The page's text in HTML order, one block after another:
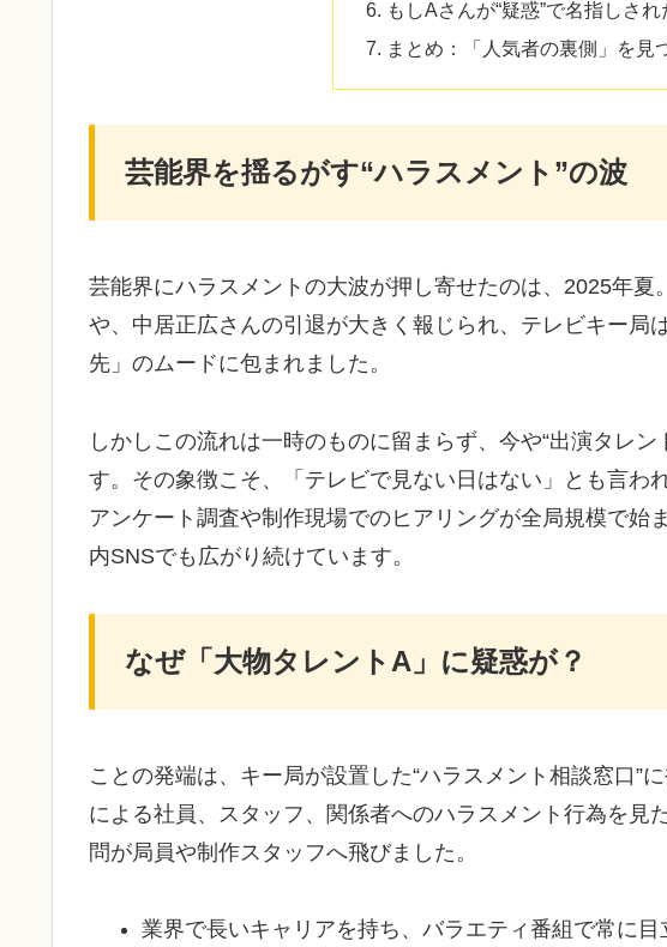
もしAさんが“疑惑”で名指しされ
まとめ：「人気者の裏側」を見
芸能界を揺るがす“ハラスメント”の波
芸能界にハラスメントの大波が押し寄せたのは、2025年
や、中居正広さんの引退が大きく報じられ、テレビキー局
先」のムードに包まれました。
しかしこの流れは一時のものに留まらず、今や“出演タレ
す。その象徴こそ、「テレビで見ない日はない」とも言わ
アンケート調査や制作現場でのヒアリングが全局規模で始
内SNSでも広がり続けています。
なぜ「大物タレントA」に疑惑が？
ことの発端は、キー局が設置した“ハラスメント相談窓口”
による社員、スタッフ、関係者へのハラスメント行為を見
問が局員や制作スタッフへ飛びました 。
業界で長いキャリアを持ち、バラエティ番組で常に目